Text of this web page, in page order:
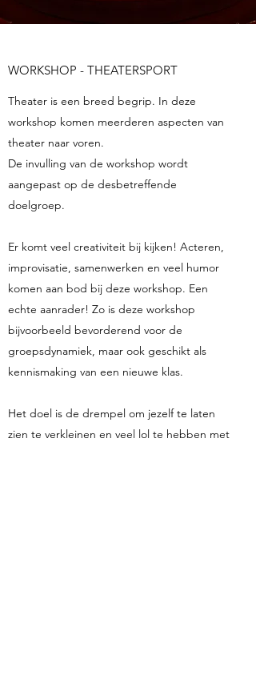
WORKSHOP - THEATERSPORT
Theater is een breed begrip. In deze
workshop komen meerderen aspecten van
theater naar voren.
De invulling van de workshop wordt
aangepast op de desbetreffende
doelgroep.
Er komt veel creativiteit bij kijken! Acteren,
improvisatie, samenwerken en veel humor
komen aan bod bij deze workshop. Een
echte aanrader! Zo is deze workshop
bijvoorbeeld bevorderend voor de
groepsdynamiek, maar ook geschikt als
kennismaking van een nieuwe klas.
Het doel is de drempel om jezelf te laten
zien te verkleinen en veel lol te hebben met